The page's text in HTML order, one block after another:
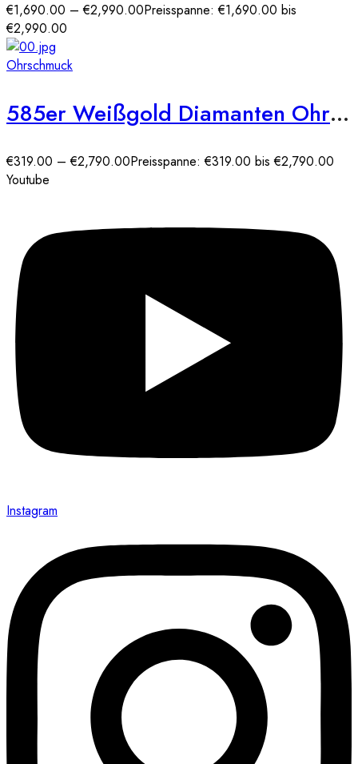
€1,690.00 –€2,990.00Preisspanne: €1,690.00 bis
€2,990.00
Ohrschmuck
585er Weißgold Diamanten Ohrstecker Zargenfassung
€319.00 –€2,790.00Preisspanne: €319.00 bis €2,790.00
Youtube
Instagram